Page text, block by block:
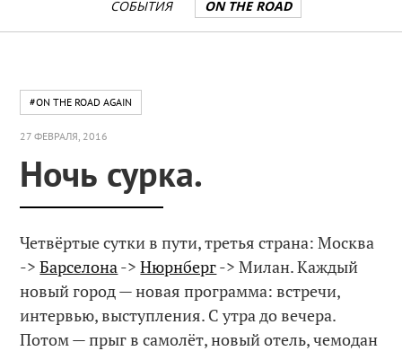
СОБЫТИЯ
ON THE ROAD
#ON THE ROAD AGAIN
27 ФЕВРАЛЯ, 2016
Ночь сурка.
Четвёртые сутки в пути, третья страна: Москва
->Барселона->Нюрнберг-> Милан. Каждый
новый город — новая программа: встречи,
интервью, выступления. C утра до вечера.
Потом — прыг в самолёт, новый отель, чемодан